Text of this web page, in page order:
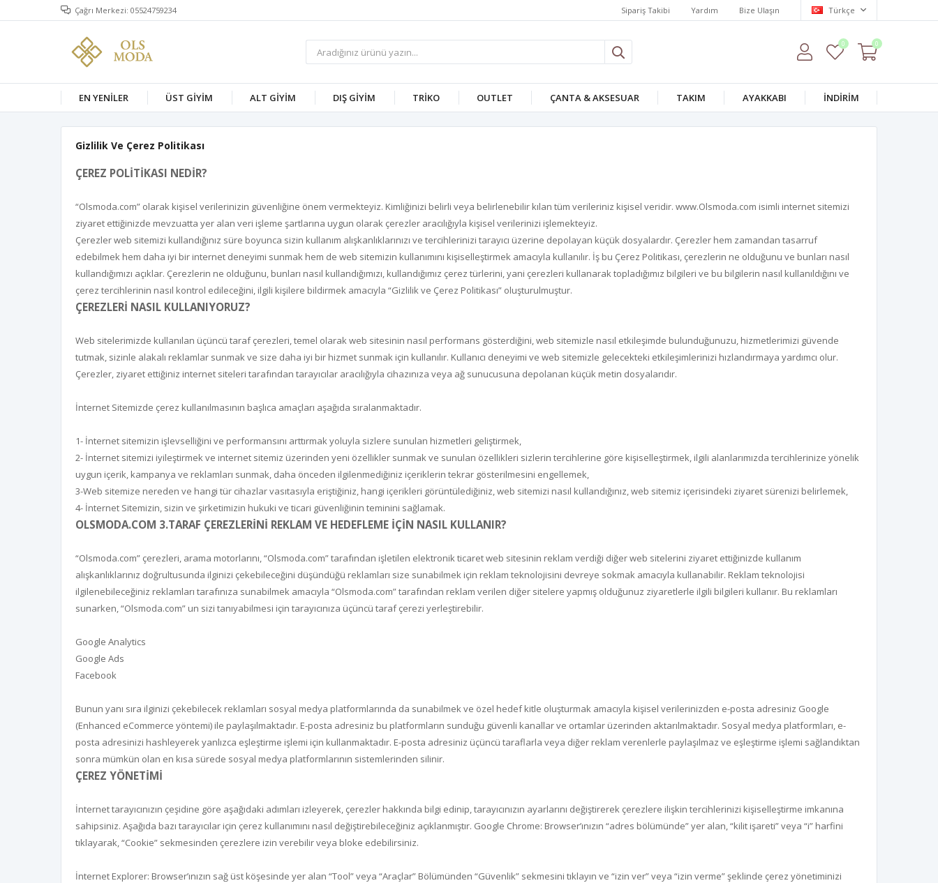
Çağrı Merkezi: 05524759234 Sipariş Takibi Yardım Bize Ulaşın Türkçe
0 0
EN YENİLER ÜST GİYİM ALT GİYİM DIŞ GİYİM TRİKO OUTLET ÇANTA & AKSESUAR TAKIM AYAKKABI İNDİRİM
Gizlilik Ve Çerez Politikası
ÇEREZ POLİTİKASI NEDİR?
“Olsmoda.com” olarak kişisel verilerinizin güvenliğine önem vermekteyiz. Kimliğinizi belirli veya belirlenebilir kılan tüm verileriniz kişisel veridir. www.Olsmoda.com isimli internet sitemizi
ziyaret ettiğinizde mevzuatta yer alan veri işleme şartlarına uygun olarak çerezler aracılığıyla kişisel verilerinizi işlemekteyiz.
Çerezler web sitemizi kullandığınız süre boyunca sizin kullanım alışkanlıklarınızı ve tercihlerinizi tarayıcı üzerine depolayan küçük dosyalardır. Çerezler hem zamandan tasarruf
edebilmek hem daha iyi bir internet deneyimi sunmak hem de web sitemizin kullanımını kişiselleştirmek amacıyla kullanılır. İş bu Çerez Politikası, çerezlerin ne olduğunu ve bunları nasıl
kullandığımızı açıklar. Çerezlerin ne olduğunu, bunları nasıl kullandığımızı, kullandığımız çerez türlerini, yani çerezleri kullanarak topladığımız bilgileri ve bu bilgilerin nasıl kullanıldığını ve
çerez tercihlerinin nasıl kontrol edileceğini, ilgili kişilere bildirmek amacıyla “Gizlilik ve Çerez Politikası” oluşturulmuştur.
ÇEREZLERİ NASIL KULLANIYORUZ?
Web sitelerimizde kullanılan üçüncü taraf çerezleri, temel olarak web sitesinin nasıl performans gösterdiğini, web sitemizle nasıl etkileşimde bulunduğunuzu, hizmetlerimizi güvende
tutmak, sizinle alakalı reklamlar sunmak ve size daha iyi bir hizmet sunmak için kullanılır. Kullanıcı deneyimi ve web sitemizle gelecekteki etkileşimlerinizi hızlandırmaya yardımcı olur.
Çerezler, ziyaret ettiğiniz internet siteleri tarafından tarayıcılar aracılığıyla cihazınıza veya ağ sunucusuna depolanan küçük metin dosyalarıdır.
İnternet Sitemizde çerez kullanılmasının başlıca amaçları aşağıda sıralanmaktadır.
1- İnternet sitemizin işlevselliğini ve performansını arttırmak yoluyla sizlere sunulan hizmetleri geliştirmek,
2- İnternet sitemizi iyileştirmek ve internet sitemiz üzerinden yeni özellikler sunmak ve sunulan özellikleri sizlerin tercihlerine göre kişiselleştirmek, ilgili alanlarımızda tercihlerinize yönelik
uygun içerik, kampanya ve reklamları sunmak, daha önceden ilgilenmediğiniz içeriklerin tekrar gösterilmesini engellemek,
3-Web sitemize nereden ve hangi tür cihazlar vasıtasıyla eriştiğiniz, hangi içerikleri görüntülediğiniz, web sitemizi nasıl kullandığınız, web sitemiz içerisindeki ziyaret sürenizi belirlemek,
4- İnternet Sitemizin, sizin ve şirketimizin hukuki ve ticari güvenliğinin teminini sağlamak.
OLSMODA.COM 3.TARAF ÇEREZLERİNİ REKLAM VE HEDEFLEME İÇİN NASIL KULLANIR?
“Olsmoda.com” çerezleri, arama motorlarını, “Olsmoda.com” tarafından işletilen elektronik ticaret web sitesinin reklam verdiği diğer web sitelerini ziyaret ettiğinizde kullanım
alışkanlıklarınız doğrultusunda ilginizi çekebileceğini düşündüğü reklamları size sunabilmek için reklam teknolojisini devreye sokmak amacıyla kullanabilir. Reklam teknolojisi
ilgilenebileceğiniz reklamları tarafınıza sunabilmek amacıyla “Olsmoda.com” tarafından reklam verilen diğer sitelere yapmış olduğunuz ziyaretlerle ilgili bilgileri kullanır. Bu reklamları
sunarken, “Olsmoda.com” un sizi tanıyabilmesi için tarayıcınıza üçüncü taraf çerezi yerleştirebilir.
Google Analytics
Google Ads
Facebook
Bunun yanı sıra ilginizi çekebilecek reklamları sosyal medya platformlarında da sunabilmek ve özel hedef kitle oluşturmak amacıyla kişisel verilerinizden e-posta adresiniz Google
(Enhanced eCommerce yöntemi) ile paylaşılmaktadır. E-posta adresiniz bu platformların sunduğu güvenli kanallar ve ortamlar üzerinden aktarılmaktadır. Sosyal medya platformları, e-
posta adresinizi hashleyerek yanlızca eşleştirme işlemi için kullanmaktadır. E-posta adresiniz üçüncü taraflarla veya diğer reklam verenlerle paylaşılmaz ve eşleştirme işlemi sağlandıktan
sonra mümkün olan en kısa sürede sosyal medya platformlarının sistemlerinden silinir.
ÇEREZ YÖNETİMİ
İnternet tarayıcınızın çeşidine göre aşağıdaki adımları izleyerek, çerezler hakkında bilgi edinip, tarayıcınızın ayarlarını değiştirerek çerezlere ilişkin tercihlerinizi kişiselleştirme imkanına
sahipsiniz. Aşağıda bazı tarayıcılar için çerez kullanımını nasıl değiştirebileceğiniz açıklanmıştır. Google Chrome: Browser’ınızın “adres bölümünde” yer alan, “kilit işareti” veya “i” harfini
tıklayarak, “Cookie” sekmesinden çerezlere izin verebilir veya bloke edebilirsiniz.
İnternet Explorer: Browser’ınızın sağ üst köşesinde yer alan “Tool” veya “Araçlar” Bölümünden “Güvenlik” sekmesini tıklayın ve “izin ver” veya “izin verme” şeklinde çerez yönetiminizi